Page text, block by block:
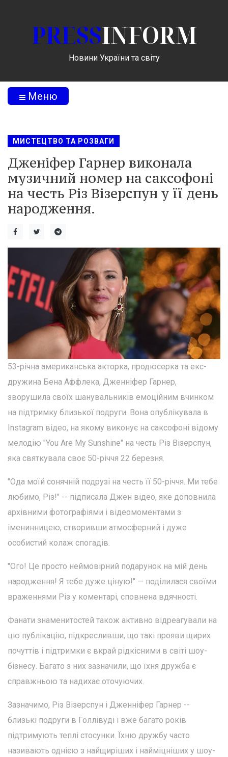
PRESSINFORM
Новини України та світу
Меню
МИСТЕЦТВО ТА РОЗВАГИ
Дженіфер Гарнер виконала
музичний номер на саксофоні
на честь Різ Візерспун у її день
народження.
53-річна американська акторка, продюсерка та екс-
дружина Бена Аффлека, Дженніфер Гарнер,
зворушила своїх шанувальників емоційним вчинком
на підтримку близької подруги. Вона опублікувала в
Instagram відео, на якому виконує на саксофоні відому
мелодію "You Are My Sunshine" на честь Різ Візерспун,
яка святкувала своє 50-річчя 22 березня.
"Ода моїй сонячній подрузі на честь її 50-річчя. Ми тебе
любимо, Різ!" -- підписала Джен відео, яке доповнила
архівними фотографіями і відеомоментами з
іменинницею, створивши атмосферний і дуже
особистий колаж спогадів.
"Ого! Це просто неймовірний подарунок на мій день
народження! Я тебе дуже ціную!" — поділилася своїми
враженнями Різ у коментарі, сповнена вдячності.
Фанати знаменитостей також активно відреагували на
цю публікацію, підкресливши, що такі прояви щирих
почуттів і підтримки є вкрай рідкісними в світі шоу-
бізнесу. Багато з них зазначили, що їхня дружба є
справжньою та надихає оточуючих.
Зазначимо, Різ Візерспун і Дженніфер Гарнер --
близькі подруги в Голлівуді і вже багато років
підтримують теплі стосунки. Їхню дружбу часто
називають однією з найщиріших і найміцніших у шоу-